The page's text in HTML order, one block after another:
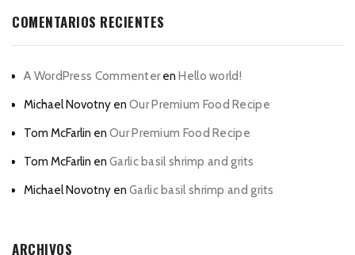
COMENTARIOS RECIENTES
A WordPress CommenterenHello world!
Michael Novotny en Our Premium Food Recipe
Tom McFarlin en Our Premium Food Recipe
Tom McFarlin en Garlic basil shrimp and grits
Michael Novotny en Garlic basil shrimp and grits
ARCHIVOS